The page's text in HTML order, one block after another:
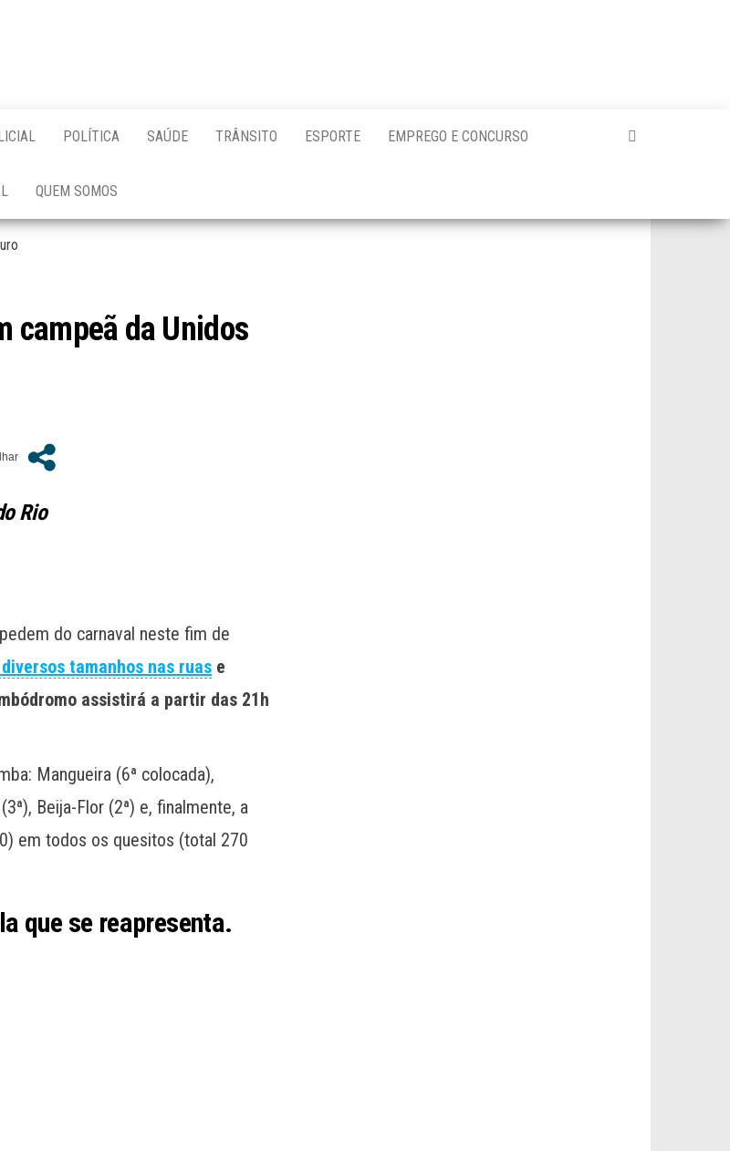
POLÍTICA SAÚDE TRÂNSITO ESPORTE EMPREGO E CONCURSO
QUEM SOMOS
campeã da Unidos
Rio
do carnaval neste fim de
tamanhos nas ruas e
assistirá a partir das 21h
Mangueira (6ª colocada),
Beija-Flor (2ª) e, finalmente, a
em todos os quesitos (total 270
que se reapresenta.